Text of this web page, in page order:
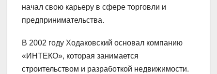
начал свою карьеру в сфере торговли и
предпринимательства.
В 2002 году Ходаковский основал компанию
«ИНТЕКО», которая занимается
строительством и разработкой недвижимости.